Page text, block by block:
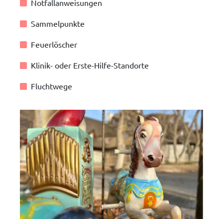
Notfallanweisungen
Sammelpunkte
Feuerlöscher
Klinik- oder Erste-Hilfe-Standorte
Fluchtwege